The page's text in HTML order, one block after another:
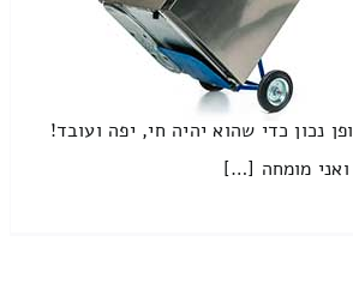
נכון כדי שהוא יהיה חי, יפה ועובד!
ואני מומחה […]